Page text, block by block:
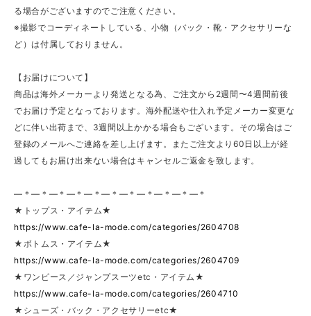
る場合がございますのでご注意ください。
※撮影でコーディネートしている、小物（バック・靴・アクセサリーな
ど）は付属しておりません。
【お届けについて】
商品は海外メーカーより発送となる為、ご注文から2週間〜4週間前後
でお届け予定となっております。海外配送や仕入れ予定メーカー変更な
どに伴い出荷まで、3週間以上かかる場合もございます。その場合はご
登録のメールへご連絡を差し上げます。またご注文より60日以上が経
過してもお届け出来ない場合はキャンセルご返金を致します。
—＊—＊—＊—＊—＊—＊—＊—＊—＊—＊—＊
★トップス・アイテム★
https://www.cafe-la-mode.com/categories/2604708
★ボトムス・アイテム★
https://www.cafe-la-mode.com/categories/2604709
★ワンピース／ジャンプスーツetc・アイテム★
https://www.cafe-la-mode.com/categories/2604710
★シューズ・バック・アクセサリーetc★